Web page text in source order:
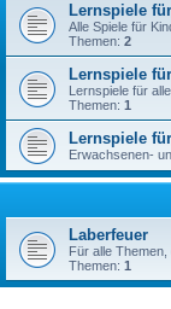
Lernspiele
Alle Spiele für
Themen: 2
Lernspiele
Lernspiele für
Themen: 1
Lernspiele
Erwachsenen-
Laberfeuer
Für alle
Themen: 1